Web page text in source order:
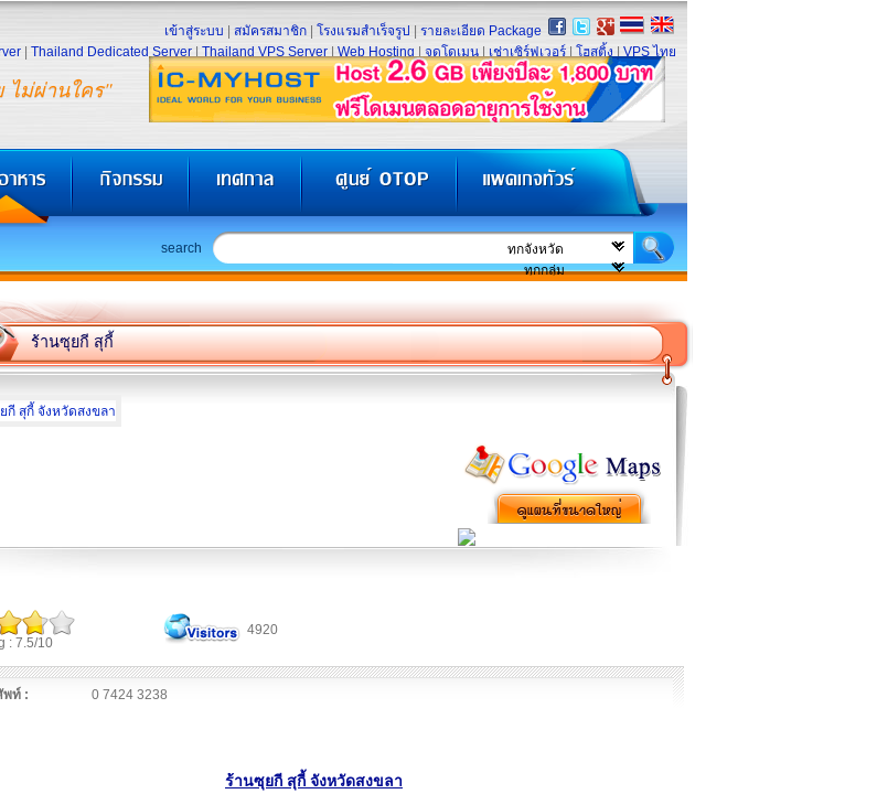
ไม่ผ่านใคร"
เข้าสู่ระบบ สมัครสมาชิก โรงแรมสำเร็จรูป
รายละเอียด Package
Thailand Dedicated Server Thailand VPS Server Web Hosting จดโดเมน เช่าเซิร์ฟเวอร์ โฮสติ้ง VPS ไทย
search
ร้านซุยกี สุกี้
: 7.5/10
4920
พท์ : 0 7424 3238
ร้านซุยกี สุกี้ จังหวัดสงขลา